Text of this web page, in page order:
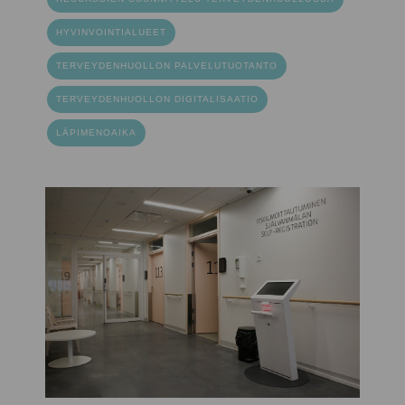
HYVINVOINTIALUEET
TERVEYDENHUOLLON PALVELUTUOTANTO
TERVEYDENHUOLLON DIGITALISAATIO
LÄPIMENOAIKA